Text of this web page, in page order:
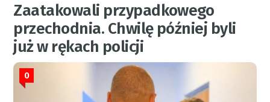
Zaatakowali przypadkowego
przechodnia. Chwilę później byli
już w rękach policji
0